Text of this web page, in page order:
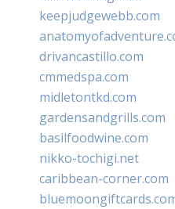
keepjudgewebb.com
drivancastillo.com
cmmedspa.com
midletontkd.com
gardensandgrills.com
basilfoodwine.com
nikko-tochigi.net
caribbean-corner.com